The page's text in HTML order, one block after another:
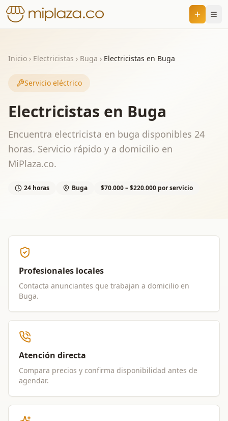
Inicio › Electricistas › Buga › Electricistas en Buga
Servicio eléctrico
Electricistas en Buga
Encuentra electricista en buga disponibles 24
horas. Servicio rápido y a domicilio en
MiPlaza.co.
24 horas Buga $70.000 – $220.000 por servicio
Profesionales locales
Contacta anunciantes que trabajan a domicilio en
Buga.
Atención directa
Compara precios y confirma disponibilidad antes de
agendar.